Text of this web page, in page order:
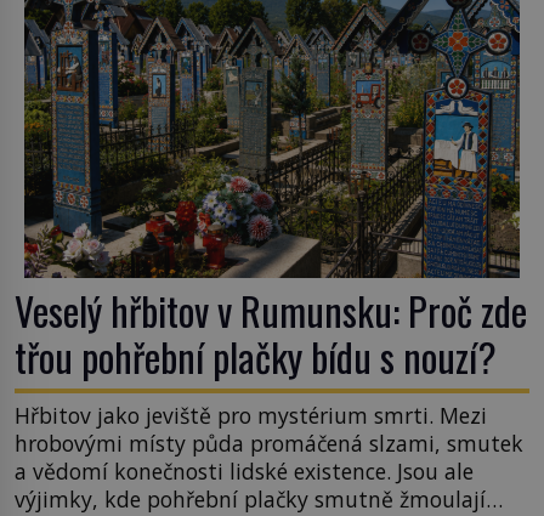
Veselý hřbitov v Rumunsku: Proč zde
třou pohřební plačky bídu s nouzí?
Hřbitov jako jeviště pro mystérium smrti. Mezi
hrobovými místy půda promáčená slzami, smutek
a vědomí konečnosti lidské existence. Jsou ale
výjimky, kde pohřební plačky smutně žmoulají